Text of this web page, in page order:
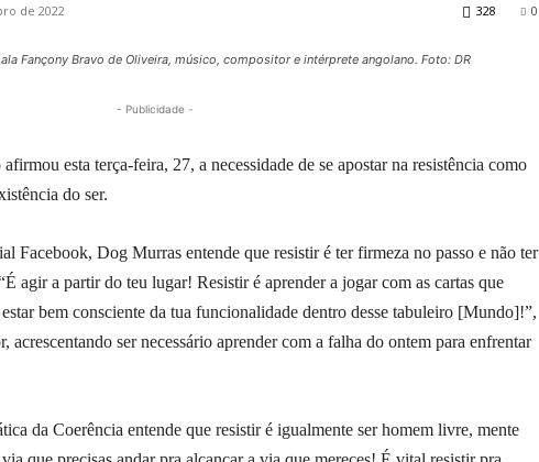
de 2022 0
328
Fançony Bravo de Oliveira, músico, compositor e intérprete angolano. Foto: DR
- Publicidade -
esta terça-feira, 27, a necessidade de se apostar na resistência como
do ser.
Facebook, Dog Murras entende que resistir é ter firmeza no passo e não ter
agir a partir do teu lugar! Resistir é aprender a jogar com as cartas que
bem consciente da tua funcionalidade dentro desse tabuleiro [Mundo]!”,
acrescentando ser necessário aprender com a falha do ontem para enfrentar
da Coerência entende que resistir é igualmente ser homem livre, mente